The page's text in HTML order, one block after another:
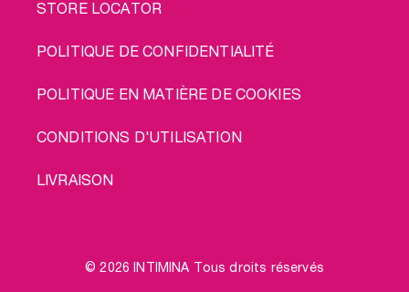
STORE LOCATOR
POLITIQUE DE CONFIDENTIALITÉ
POLITIQUE EN MATIÈRE DE COOKIES
CONDITIONS D'UTILISATION
LIVRAISON
© 2026 INTIMINA Tous droits réservés